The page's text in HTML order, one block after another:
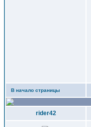
В начало страницы
rider42